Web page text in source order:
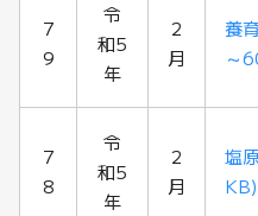
7
9
令
和5
年
2
月
養
～
7
8
令
和5
年
2
月
塩
KB)